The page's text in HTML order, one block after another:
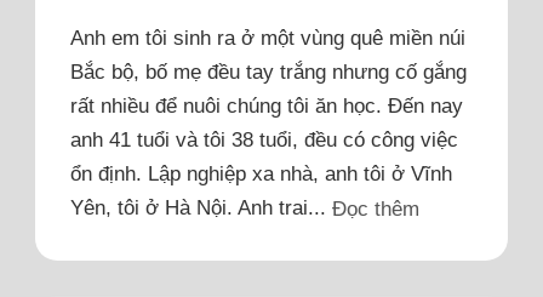
Anh em tôi sinh ra ở một vùng quê miền núi
Bắc bộ, bố mẹ đều tay trắng nhưng cố gắng
rất nhiều để nuôi chúng tôi ăn học. Đến nay
anh 41 tuổi và tôi 38 tuổi, đều có công việc
ổn định. Lập nghiệp xa nhà, anh tôi ở Vĩnh
Yên, tôi ở Hà Nội. Anh trai...Đọc thêm